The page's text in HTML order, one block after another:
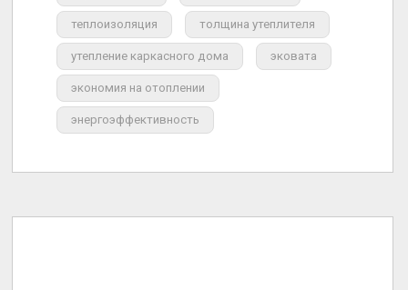
теплоизоляция толщина утеплителя
утепление каркасного дома эковата
экономия на отоплении
энергоэффективность